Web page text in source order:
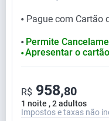
⬤ Pague com Cartão
⬤ Permite
⬤ Apresentar o
1 noite , 2 adultos
R$ 958,80
Impostos e taxas não